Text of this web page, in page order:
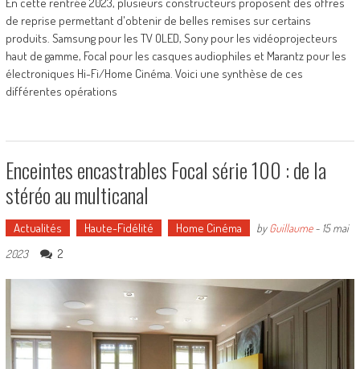
de reprise permettant d'obtenir de belles remises sur certains
produits. Samsung pour les TV OLED, Sony pour les vidéoprojecteurs
haut de gamme, Focal pour les casques audiophiles et Marantz pour les
électroniques Hi-Fi/Home Cinéma. Voici une synthèse de ces
différentes opérations
Enceintes encastrables Focal série 100 : de la
stéréo au multicanal
Actualités Haute-Fidélité Home Cinéma byGuillaume- 15 mai
2023
2